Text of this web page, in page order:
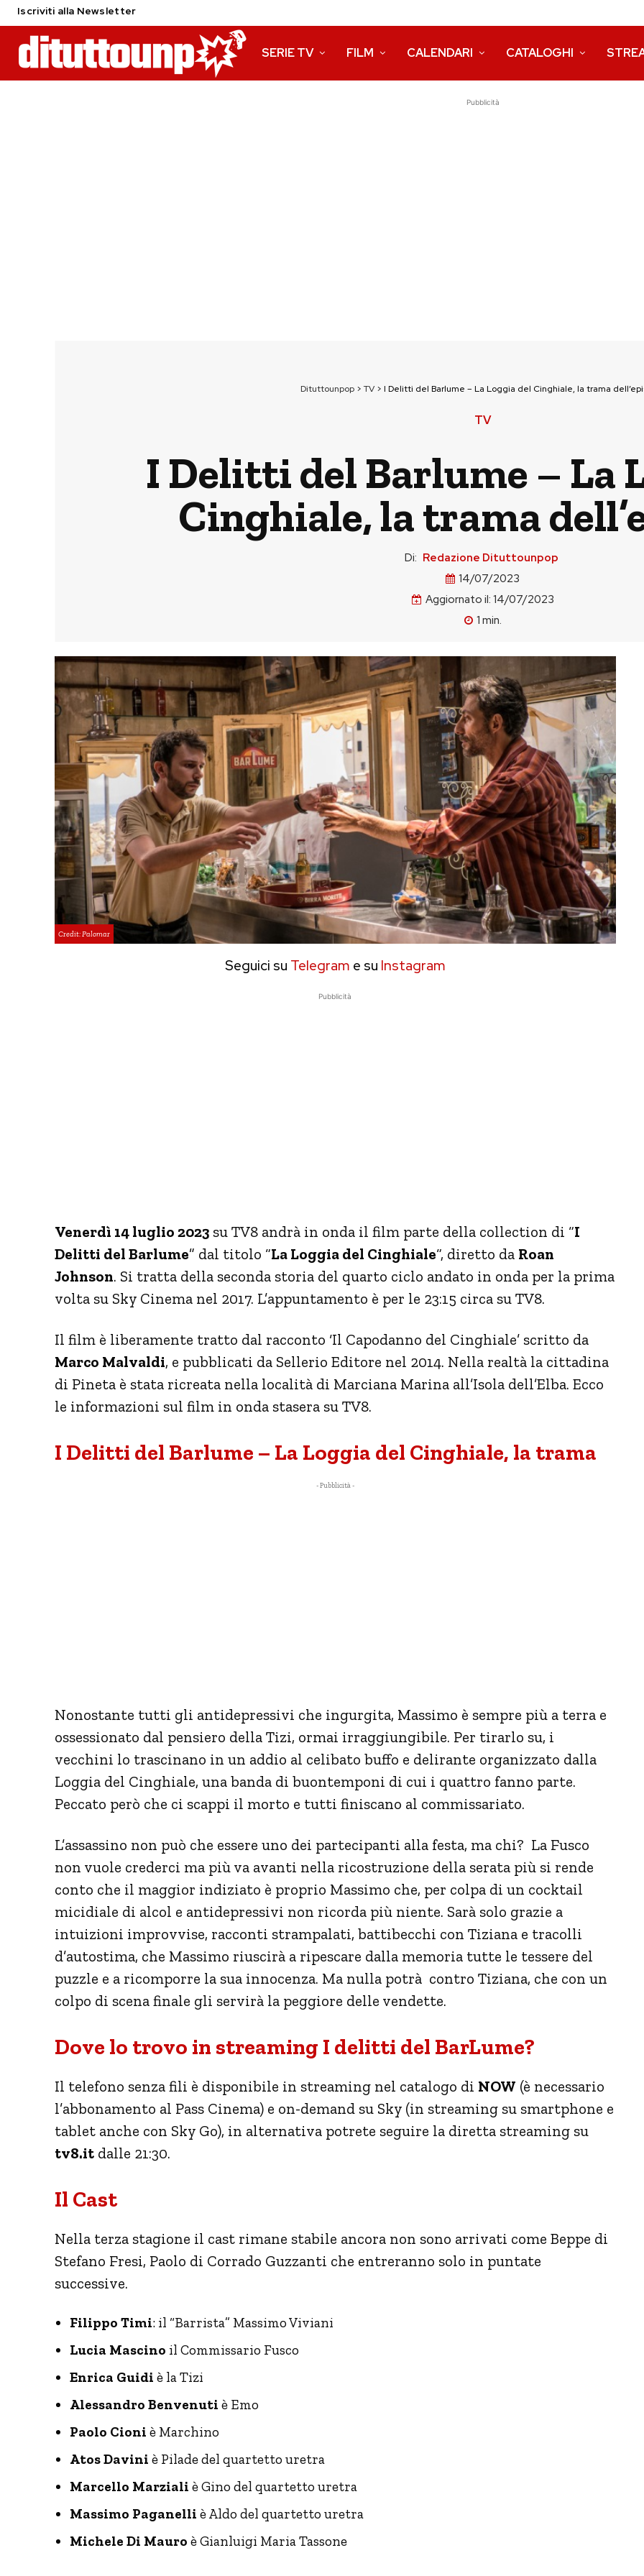
Iscriviti alla Newsletter
SERIE TV FILM CALENDARI CATALOGHI
Pubblicità
Dituttounpop> TV> I Delitti del Barlume – La Loggia del Cinghiale, la trama
TV
I Delitti del Barlume – La
Cinghiale, la trama
Di: Redazione Dituttounpop
14/07/2023
Aggiornato il: 14/07/2023
1 min.
Credit: Palomar
Seguici su Telegram e su Instagram
Pubblicità
Venerdì 14 luglio 2023 su TV8 andrà in onda il film parte della collection di “I
Delitti del Barlume” dal titolo “La Loggia del Cinghiale“, diretto da Roan
Johnson. Si tratta della seconda storia del quarto ciclo andato in onda per la prima
volta su Sky Cinema nel 2017. L’appuntamento è per le 23:15 circa su TV8.
Il film è liberamente tratto dal racconto ‘Il Capodanno del Cinghiale’ scritto da
Marco Malvaldi, e pubblicati da Sellerio Editore nel 2014. Nella realtà la cittadina
di Pineta è stata ricreata nella località di Marciana Marina all’Isola dell’Elba. Ecco
le informazioni sul film in onda stasera su TV8.
I Delitti del Barlume – La Loggia del Cinghiale, la trama
- Pubblicità -
Nonostante tutti gli antidepressivi che ingurgita, Massimo è sempre più a terra e
ossessionato dal pensiero della Tizi, ormai irraggiungibile. Per tirarlo su, i
vecchini lo trascinano in un addio al celibato buffo e delirante organizzato dalla
Loggia del Cinghiale, una banda di buontemponi di cui i quattro fanno parte.
Peccato però che ci scappi il morto e tutti finiscano al commissariato.
L’assassino non può che essere uno dei partecipanti alla festa, ma chi? La Fusco
non vuole crederci ma più va avanti nella ricostruzione della serata più si rende
conto che il maggior indiziato è proprio Massimo che, per colpa di un cocktail
micidiale di alcol e antidepressivi non ricorda più niente. Sarà solo grazie a
intuizioni improvvise, racconti strampalati, battibecchi con Tiziana e tracolli
d’autostima, che Massimo riuscirà a ripescare dalla memoria tutte le tessere del
puzzle e a ricomporre la sua innocenza. Ma nulla potrà contro Tiziana, che con un
colpo di scena finale gli servirà la peggiore delle vendette.
Dove lo trovo in streaming I delitti del BarLume?
Il telefono senza fili è disponibile in streaming nel catalogo di NOW (è necessario
l’abbonamento al Pass Cinema) e on-demand su Sky (in streaming su smartphone e
tablet anche con Sky Go), in alternativa potrete seguire la diretta streaming su
tv8.it dalle 21:30.
Il Cast
Nella terza stagione il cast rimane stabile ancora non sono arrivati come Beppe di
Stefano Fresi, Paolo di Corrado Guzzanti che entreranno solo in puntate
successive.
Filippo Timi: il “Barrista” Massimo Viviani
Lucia Mascino il Commissario Fusco
Enrica Guidi è la Tizi
Alessandro Benvenuti è Emo
Paolo Cioni è Marchino
Atos Davini è Pilade del quartetto uretra
Marcello Marziali è Gino del quartetto uretra
Massimo Paganelli è Aldo del quartetto uretra
Michele Di Mauro è Gianluigi Maria Tassone